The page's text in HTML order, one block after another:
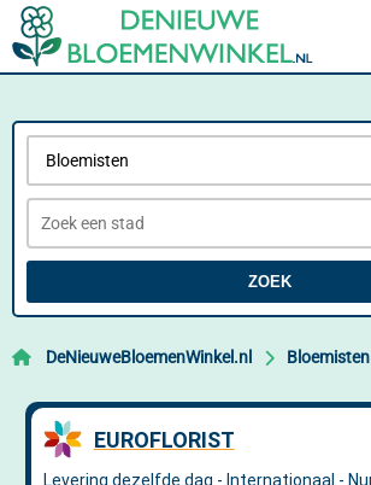
ZOEK
DeNieuweBloemenWinkel.nl Bloemisten